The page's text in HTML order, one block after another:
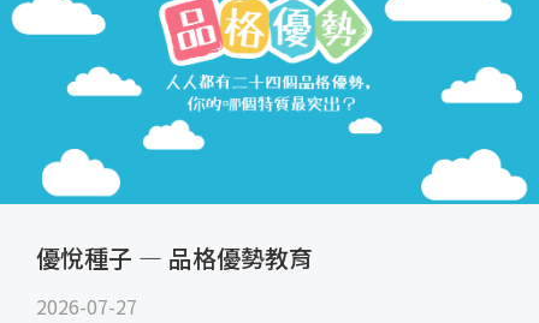
優悅種子 — 品格優勢教育
2026-07-27